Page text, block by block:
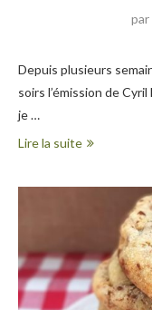
par
Depuis plusieurs
soirs l’émission de
je …
Lire la suite